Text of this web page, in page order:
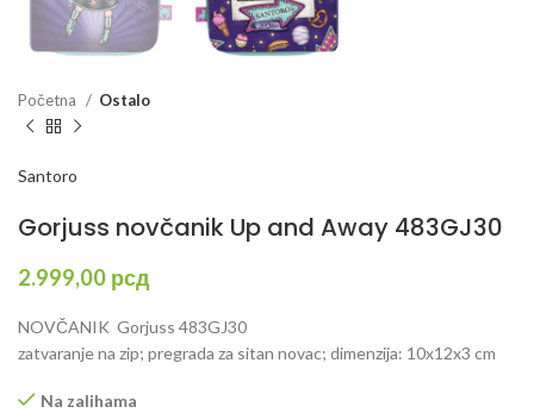
Početna Ostalo
Santoro
Gorjuss novčanik Up and Away 483GJ30
2.999,00 рсд
NOVČANIK Gorjuss 483GJ30
zatvaranje na zip; pregrada za sitan novac; dimenzija: 10x12x3 cm
Na zalihama